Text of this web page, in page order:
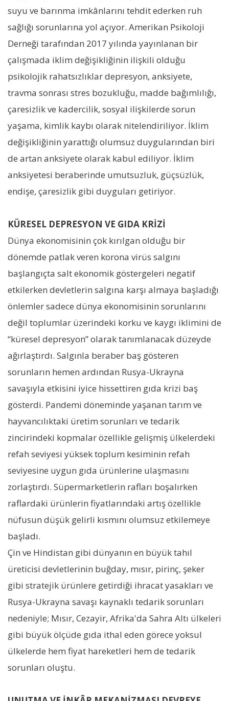
suyu ve barınma imkânlarını tehdit ederken ruh
sağlığı sorunlarına yol açıyor. Amerikan Psikoloji
Derneği tarafından 2017 yılında yayınlanan bir
çalışmada iklim değişikliğinin ilişkili olduğu
psikolojik rahatsızlıklar depresyon, anksiyete,
travma sonrası stres bozukluğu, madde bağımlılığı,
çaresizlik ve kadercilik, sosyal ilişkilerde sorun
yaşama, kimlik kaybı olarak nitelendiriliyor. İklim
değişikliğinin yarattığı olumsuz duygularından biri
de artan anksiyete olarak kabul ediliyor. İklim
anksiyetesi beraberinde umutsuzluk, güçsüzlük,
endişe, çaresizlik gibi duyguları getiriyor.
KÜRESEL DEPRESYON VE GIDA KRİZİ
Dünya ekonomisinin çok kırılgan olduğu bir
dönemde patlak veren korona virüs salgını
başlangıçta salt ekonomik göstergeleri negatif
etkilerken devletlerin salgına karşı almaya başladığı
önlemler sadece dünya ekonomisinin sorunlarını
değil toplumlar üzerindeki korku ve kaygı iklimini de
“küresel depresyon” olarak tanımlanacak düzeyde
ağırlaştırdı. Salgınla beraber baş gösteren
sorunların hemen ardından Rusya-Ukrayna
savaşıyla etkisini iyice hissettiren gıda krizi baş
gösterdi. Pandemi döneminde yaşanan tarım ve
hayvancılıktaki üretim sorunları ve tedarik
zincirindeki kopmalar özellikle gelişmiş ülkelerdeki
refah seviyesi yüksek toplum kesiminin refah
seviyesine uygun gıda ürünlerine ulaşmasını
zorlaştırdı. Süpermarketlerin rafları boşalırken
raflardaki ürünlerin fiyatlarındaki artış özellikle
nüfusun düşük gelirli kısmını olumsuz etkilemeye
başladı.
Çin ve Hindistan gibi dünyanın en büyük tahıl
üreticisi devletlerinin buğday, mısır, pirinç, şeker
gibi stratejik ürünlere getirdiği ihracat yasakları ve
Rusya-Ukrayna savaşı kaynaklı tedarik sorunları
nedeniyle; Mısır, Cezayir, Afrika'da Sahra Altı ülkeleri
gibi büyük ölçüde gıda ithal eden görece yoksul
ülkelerde hem fiyat hareketleri hem de tedarik
sorunları oluştu.